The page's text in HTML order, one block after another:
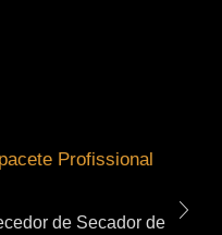
Profissional
de Secador de